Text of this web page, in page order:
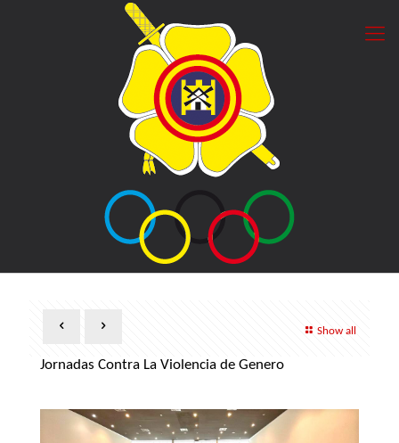
Show all
Jornadas Contra La Violencia de Genero